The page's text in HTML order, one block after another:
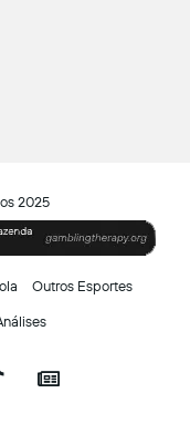
2025
Outros Esportes
TikTokSiga-